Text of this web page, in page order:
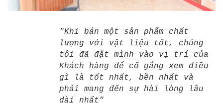
"Khi bán một sản phẩm chất
lượng với vật liệu tốt, chúng
tôi đã đặt mình vào vị trí của
Khách hàng để cố gắng xem điều
gì là tốt nhất, bền nhất và
phải mang đến sự hài lòng lâu
dài nhất"